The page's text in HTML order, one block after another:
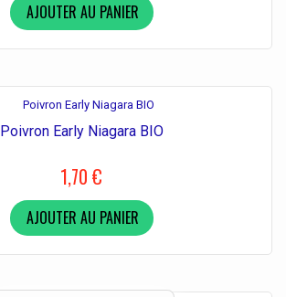
AJOUTER AU PANIER
Poivron Early Niagara BIO
1,70 €
AJOUTER AU PANIER